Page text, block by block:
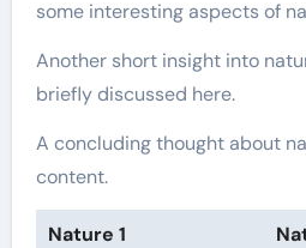
some interesting aspects of
Another short insight into
briefly discussed here.
A concluding thought about
content.
Nature 1